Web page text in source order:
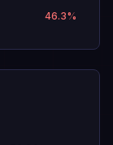
46.3%